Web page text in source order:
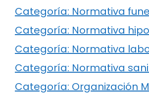
Categoría: Normativa
Categoría: Normativa
Categoría: Normativa
Categoría: Normativa
Categoría: Organización